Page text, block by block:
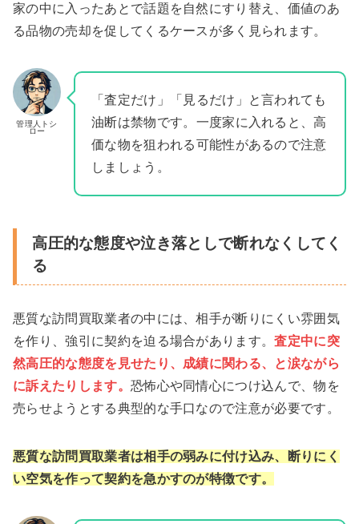
家の中に入ったあとで話題を自然にすり替え、価値のあ
る品物の売却を促してくるケースが多く見られます。
管理人トシ
ロー
「査定だけ」「見るだけ」と言われても
油断は禁物です。一度家に入れると、高
価な物を狙われる可能性があるので注意
しましょう。
高圧的な態度や泣き落としで断れなくしてく
る
悪質な訪問買取業者の中には、相手が断りにくい雰囲気
を作り、強引に契約を迫る場合があります。査定中に突
然高圧的な態度を見せたり、成績に関わる、と涙ながら
に訴えたりします。 恐怖心や同情心につけ込んで、物を
売らせようとする典型的な手口なので注意が必要です。
悪質な訪問買取業者は相手の弱みに付け込み、断りにく
い空気を作って契約を急かすのが特徴です。